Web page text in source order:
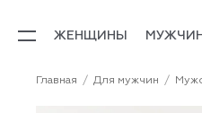
ЖЕНЩИНЫ
Главная Для мужчин